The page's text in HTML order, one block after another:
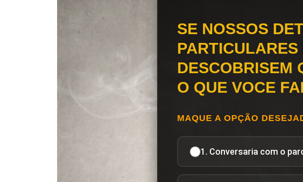
SE NOSSOS
DESCOBRISEM
O QUE VOCE
MAQUE A OPÇÃO
1. Conversaria com o